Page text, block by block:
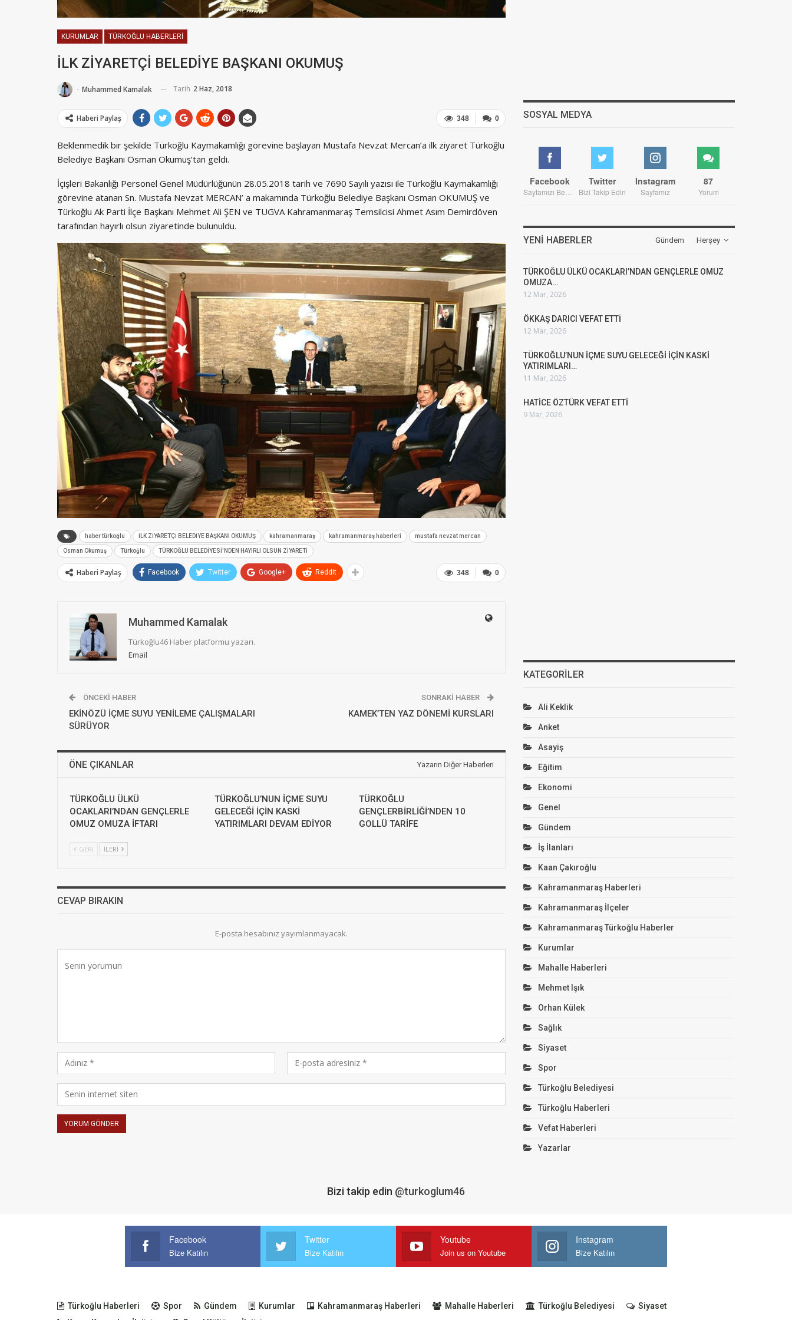
KURUMLAR TÜRKOĞLU HABERLERI
İLK ZİYARETÇİ BELEDİYE BAŞKANI OKUMUŞ
- Muhammed Kamalak Tarih 2 Haz, 2018
0
348
Haberi Paylaş
Beklenmedik bir şekilde Türkoğlu Kaymakamlığı görevine başlayan Mustafa Nevzat Mercan’a ilk ziyaret Türkoğlu
Belediye Başkanı Osman Okumuş’tan geldi.
İçişleri Bakanlığı Personel Genel Müdürlüğünün 28.05.2018 tarih ve 7690 Sayılı yazısı ile Türkoğlu Kaymakamlığı
görevine atanan Sn. Mustafa Nevzat MERCAN’ a makamında Türkoğlu Belediye Başkanı Osman OKUMUŞ ve
Türkoğlu Ak Parti İlçe Başkanı Mehmet Ali ŞEN ve TUGVA Kahramanmaraş Temsilcisi Ahmet Asım Demirdöven
tarafından hayırlı olsun ziyaretinde bulunuldu.
haber türkoğlu İLK ZİYARETÇİ BELEDİYE BAŞKANI OKUMUŞ kahramanmaraş kahramanmaraş haberleri mustafa nevzat mercan
Osman Okumuş Türkoğlu TÜRKOĞLU BELEDİYESİ'NDEN HAYIRLI OLSUN ZİYARETİ
0
348
Haberi Paylaş Facebook Twitter Google+ ReddIt
Muhammed Kamalak
Türkoğlu46 Haber platformu yazarı.
Email
ÖNCEKI HABER
EKİNÖZÜ İÇME SUYU YENİLEME ÇALIŞMALARI
SÜRÜYOR
SONRAKI HABER
KAMEK’TEN YAZ DÖNEMİ KURSLARI
ÖNE ÇIKANLAR Yazarın Diğer Haberleri
TÜRKOĞLU ÜLKÜ
OCAKLARI’NDAN GENÇLERLE
OMUZ OMUZA İFTARI
TÜRKOĞLU’NUN İÇME SUYU
GELECEĞİ İÇİN KASKİ
YATIRIMLARI DEVAM EDİYOR
TÜRKOĞLU
GENÇLERBİRLİĞİ’NDEN 10
GOLLÜ TARİFE
GERI İLERI
CEVAP BIRAKIN
E-posta hesabınız yayımlanmayacak.
SOSYAL MEDYA
Facebook Twitter
Bizi Takip Edin
Instagram
Sayfamız
87
Yorum
Herşey
YENI HABERLER Gündem
TÜRKOĞLU ÜLKÜ OCAKLARI’NDAN GENÇLERLE OMUZ
OMUZA…
12 Mar, 2026
ÖKKAŞ DARICI VEFAT ETTİ
12 Mar, 2026
TÜRKOĞLU’NUN İÇME SUYU GELECEĞİ İÇİN KASKİ
YATIRIMLARI…
11 Mar, 2026
HATİCE ÖZTÜRK VEFAT ETTİ
9 Mar, 2026
KATEGORILER
Ali Keklik
Anket
Asayiş
Eğitim
Ekonomi
Genel
Gündem
İş İlanları
Kaan Çakıroğlu
Kahramanmaraş Haberleri
Kahramanmaraş İlçeler
Kahramanmaraş Türkoğlu Haberler
Kurumlar
Mahalle Haberleri
Mehmet Işık
Orhan Külek
Sağlık
Siyaset
Spor
Türkoğlu Belediyesi
Türkoğlu Haberleri
Vefat Haberleri
Yazarlar
Bizi takip edin @turkoglum46
Facebook
Bize Katılın
Twitter
Bize Katılın
Youtube
Join us on Youtube
Instagram
Bize Katılın
Türkoğlu Haberleri Spor Gündem Kurumlar Kahramanmaraş Haberleri Mahalle Haberleri Türkoğlu Belediyesi
Siyaset